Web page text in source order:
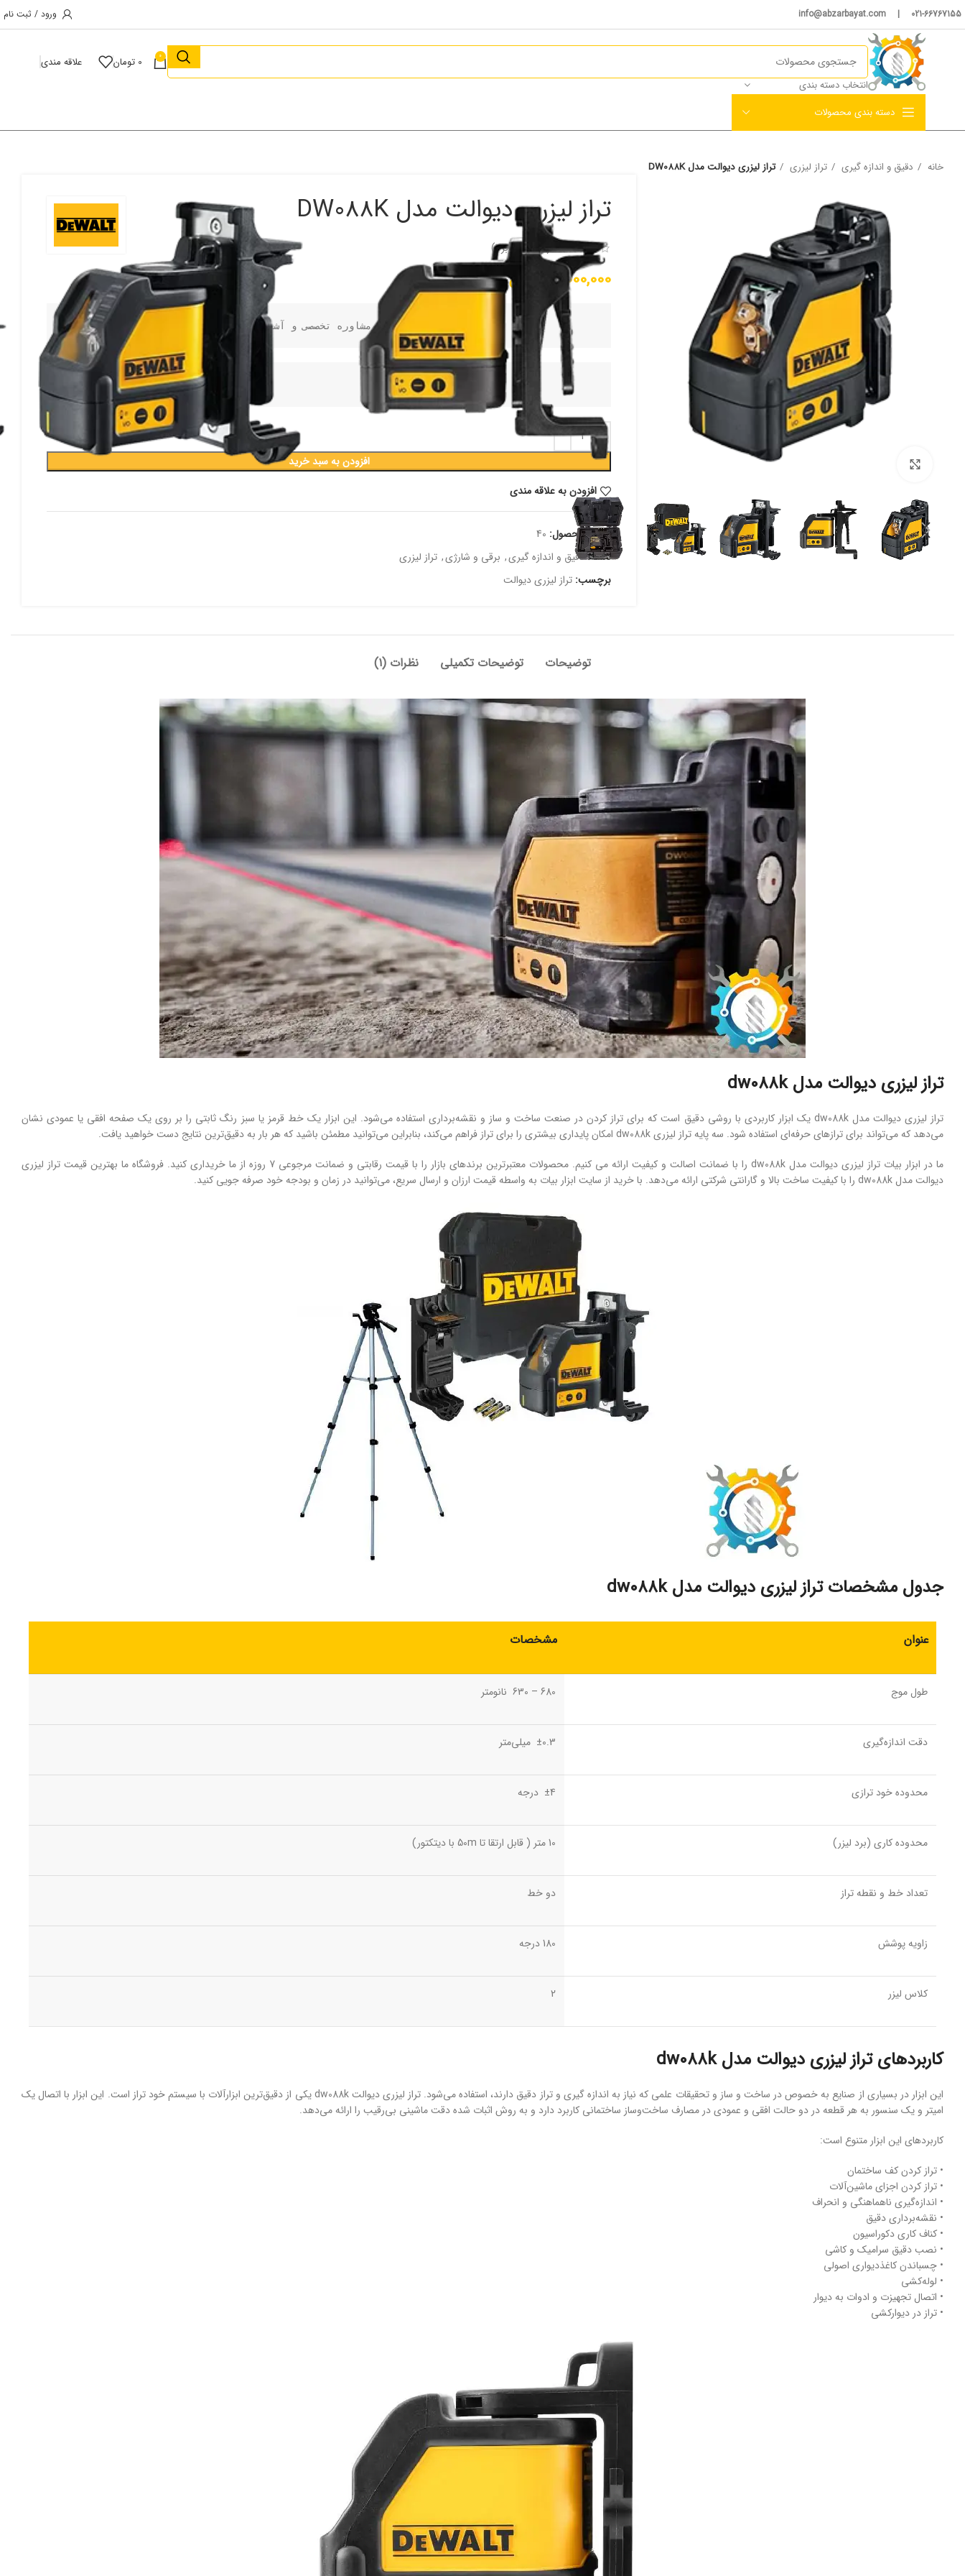
021-66767155 | info@abzarbayat.com ورود / ثبت نام
انتخاب دسته بندی
0
0 تومان علاقه مندی
دسته بندی محصولات
خانه دقیق و اندازه گیری تراز لیزری تراز لیزری دیوالت مدل DW088K
تراز لیزری دیوالت مدل DW088K
(دیدگاه کاربر1
)
19,000,000 تومان
برای مشاوره تخصصی و آشنایی با بزرگ ترین پیج ابزار کلیک کنید
www.instagram.com/abzar_bayat
افزودن به سبد خرید
افزودن به علاقه مندی
شناسه محصول: 40
دسته:دقیق و اندازه گیری, برقی و شارژی, تراز لیزری
برچسب: تراز لیزری دیوالت
توضیحات توضیحات تکمیلی نظرات (1)
تراز لیزری دیوالت مدل dw088k
تراز لیزری دیوالت مدل dw088k یک ابزار کاربردی با روشی دقیق است که برای تراز کردن در صنعت ساخت ‌و ساز و نقشه‌برداری استفاده می‌شود. این ابزار یک خط ‌قرمز یا سبز رنگ ثابتی را بر روی یک صفحه افقی یا عمودی نشان
می‌دهد که می‌تواند برای ترازهای حرفه‌ای استفاده شود. سه ‌پایه تراز لیزری dw088k امکان پایداری بیشتری را برای تراز فراهم می‌کند، بنابراین می‌توانید مطمئن باشید که هر بار به دقیق‌ترین نتایج دست خواهید یافت.
ما در ابزار بیات تراز لیزری دیوالت مدل dw088k را با ضمانت اصالت و کیفیت ارائه می کنیم. محصولات معتبرترین برندهای بازار را با قیمت رقابتی و ضمانت مرجوعی 7 روزه از ما خریداری کنید. فروشگاه ما بهترین قیمت تراز لیزری
دیوالت مدل dw088k را با کیفیت ساخت بالا و گارانتی شرکتی ارائه می‌دهد. با خرید از سایت ابزار بیات به واسطه قیمت ارزان و ارسال سریع، می‌توانید در زمان و بودجه خود صرفه جویی کنید.
جدول مشخصات تراز لیزری دیوالت مدل dw088k
عنوان مشخصات
طول ‌موج 680 – 630 نانومتر
دقت اندازه‌گیری ±0.3 میلی‌متر
محدوده خود ترازی ±4 درجه
محدوده کاری (برد لیزر) 10 متر ( قابل ارتقا تا 50m با دیتکتور)
تعداد خط و نقطه تراز دو خط
زاویه پوشش 180 درجه
کلاس لیزر 2
کاربردهای تراز لیزری دیوالت مدل dw088k
این ابزار در بسیاری از صنایع به‌ خصوص در ساخت‌ و ساز و تحقیقات علمی که نیاز به اندازه گیری و تراز دقیق دارند، استفاده می‌شود. تراز لیزری دیوالت dw088k یکی از دقیق‌ترین ابزارآلات با سیستم خود تراز است. این ابزار با اتصال یک
امیتر و یک سنسور به هر قطعه در دو حالت افقی و عمودی در مصارف ساخت‌وساز ساختمانی کاربرد دارد و به روش اثبات شده دقت ماشینی بی‌رقیب را ارائه می‌دهد.
کاربردهای این ابزار متنوع است:
• تراز کردن کف ساختمان
• تراز کردن اجزای ماشین‌آلات
• اندازه‌گیری ناهماهنگی و انحراف
• نقشه‌برداری دقیق
• کناف کاری دکوراسیون
• نصب دقیق سرامیک و کاشی
• چسباندن کاغذدیواری اصولی
• لوله‌کشی
• اتصال تجهیزت و ادوات به دیوار
• تراز در دیوارکشی